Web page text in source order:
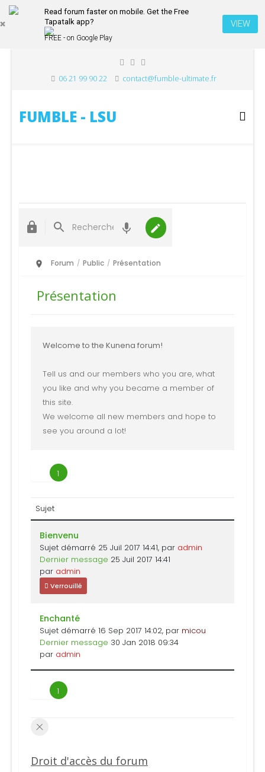
Read forum faster on mobile. Get the Free
Tapatalk app?
FREE - on Google Play
VIEW
06 21 99 90 22 contact@fumble-ultimate.fr
FUMBLE - LSU
Forum / Public / Présentation
Présentation
Welcome to the Kunena forum!
Tell us and our members who you are, what
you like and why you became a member of
this site.
We welcome all new members and hope to
see you around a lot!
1
Sujet
Bienvenu
Sujet démarré 25 Juil 2017 14:41, par admin
Dernier message 25 Juil 2017 14:41
par admin
Verrouillé
Enchanté
Sujet démarré 16 Sep 2017 14:02, par micou
Dernier message 30 Jan 2018 09:34
par admin
1
Droit d'accès du forum